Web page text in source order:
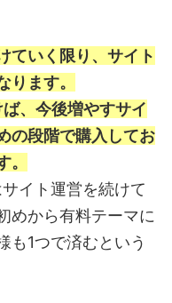
ていく限り、サイト
ます。
、今後増やすサイ
の段階で購入してお
イト運営を続けて
めから有料テーマに
も1つで済むという